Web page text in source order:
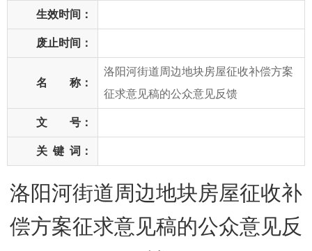
生效时间：
废止时间：
名 称：
洛阳河街道周边地块房屋征收补偿方案
征求意见稿的公众意见反馈
文 号：
关 键 词：
洛阳河街道周边地块房屋征收补
偿方案征求意见稿的公众意见反